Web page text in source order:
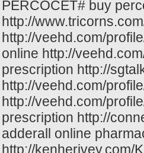
PERCOCET# buy
http://
http://veehd.com/
online http://
prescription http://
http://veehd.com/
http://veehd.com/
prescription http://
adderall online
http://kenherivey.com/